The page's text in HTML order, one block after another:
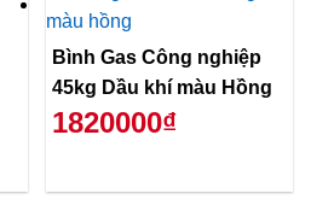
Bình Gas Công nghiệp
45kg Dầu khí màu Hồng
1820000₫